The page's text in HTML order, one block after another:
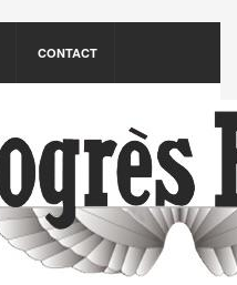
CONTACT